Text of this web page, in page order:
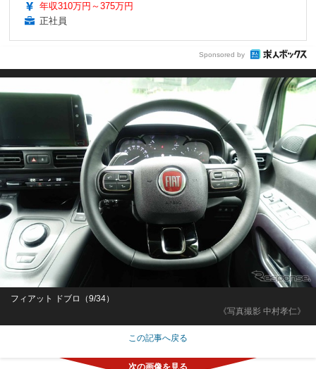
年収310万円～375万円
正社員
Sponsored by
《写真撮影 中村孝仁》
フィアット ドブロ（9/34）
この記事へ戻る